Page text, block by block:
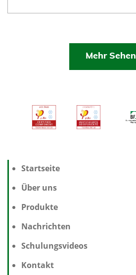
Mehr Sehen
Startseite
Über uns
Produkte
Nachrichten
Schulungsvideos
Kontakt